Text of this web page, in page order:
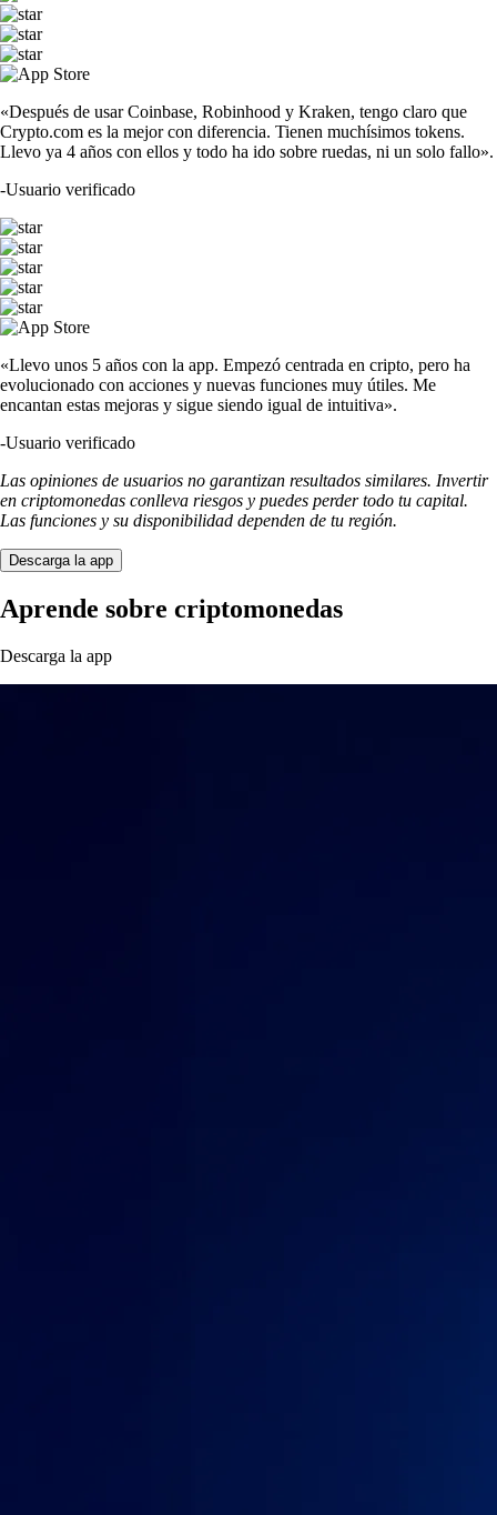
«Después de usar Coinbase, Robinhood y Kraken, tengo claro que
Crypto.com es la mejor con diferencia. Tienen muchísimos tokens.
Llevo ya 4 años con ellos y todo ha ido sobre ruedas, ni un solo fallo».
-Usuario verificado
«Llevo unos 5 años con la app. Empezó centrada en cripto, pero ha
evolucionado con acciones y nuevas funciones muy útiles. Me
encantan estas mejoras y sigue siendo igual de intuitiva».
-Usuario verificado
Las opiniones de usuarios no garantizan resultados similares. Invertir
en criptomonedas conlleva riesgos y puedes perder todo tu capital.
Las funciones y su disponibilidad dependen de tu región.
Descarga la app
Aprende sobre criptomonedas
Descarga la app